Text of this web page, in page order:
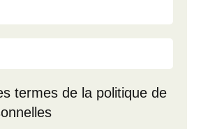
termes de la politique de